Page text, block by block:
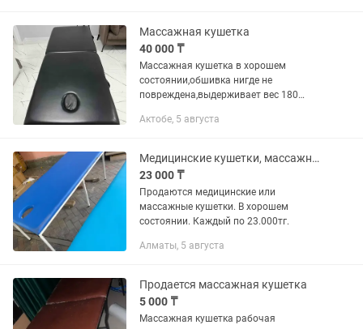
Массажная кушетка
40 000 ₸
Массажная кушетка в хорошем
состоянии,обшивка нигде не
повреждена,выдерживает вес 180
Актобе, 5 августа
Медицинские кушетки, массажные кушетки
23 000 ₸
Продаются медицинские или
массажные кушетки. В хорошем
состоянии. Каждый по 23.000тг.
Алматы, 5 августа
Продается массажная кушетка
5 000 ₸
Массажная кушетка рабочая